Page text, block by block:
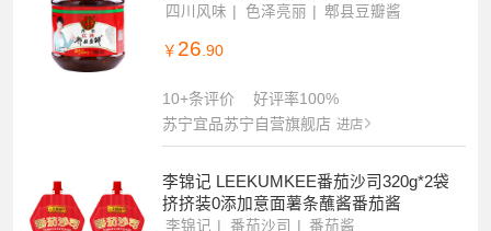
四川风味 色泽亮丽 郫县豆瓣酱
￥ 26.90
10+条评价
好评率100%
苏宁宜品苏宁自营旗舰店 进店
李锦记 LEEKUMKEE番茄沙司320g*2袋
挤挤装0添加意面薯条蘸酱番茄酱
李锦记 番茄沙司 番茄酱